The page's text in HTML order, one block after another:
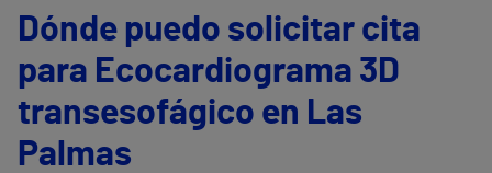
Dónde puedo solicitar cita
para Ecocardiograma 3D
transesofágico en Las
Palmas